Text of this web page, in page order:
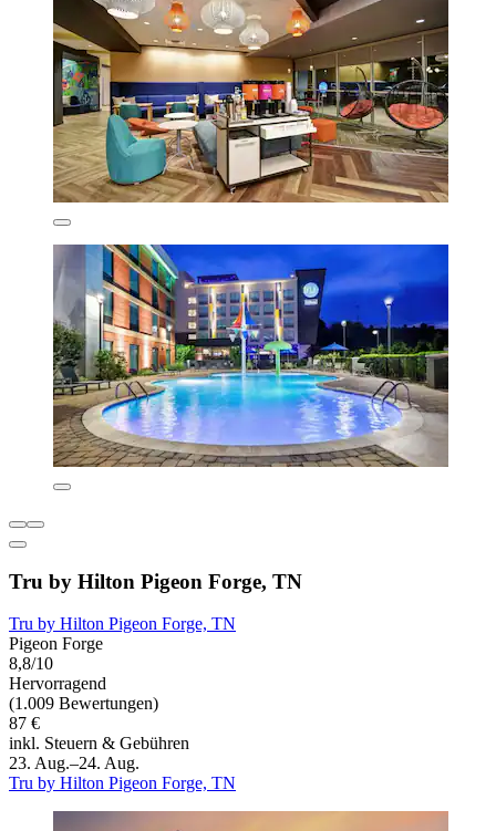
Tru by Hilton Pigeon Forge, TN
Tru by Hilton Pigeon Forge, TN
Pigeon Forge
8,8/10
Hervorragend
(1.009 Bewertungen)
87 €
inkl. Steuern & Gebühren
23. Aug.–24. Aug.
Tru by Hilton Pigeon Forge, TN